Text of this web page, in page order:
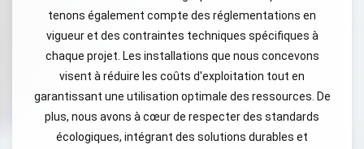
tenons également compte des réglementations en
vigueur et des contraintes techniques spécifiques à
chaque projet. Les installations que nous concevons
visent à réduire les coûts d'exploitation tout en
garantissant une utilisation optimale des ressources. De
plus, nous avons à cœur de respecter des standards
écologiques, intégrant des solutions durables et